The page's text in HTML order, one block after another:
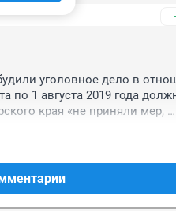
уголовное дело в
по 1 августа 2019 года
края «не приняли мер,